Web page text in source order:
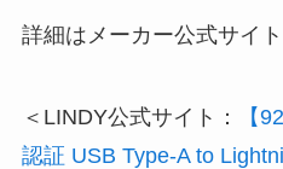
詳細はメーカー公式サイ
＜LINDY公式サイト：
【
認証 USB Type-A to